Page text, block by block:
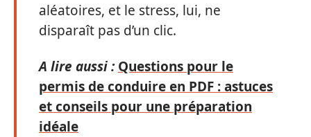
aléatoires, et le stress, lui, ne
disparaît pas d’un clic.
A lire aussi : Questions pour le
permis de conduire en PDF : astuces
et conseils pour une préparation
idéale